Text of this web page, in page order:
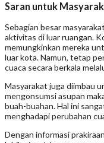
Saran untuk
Sebagian besar
aktivitas di luar ruangan.
memungkinkan mereka
luar kota. Namun, tetap
cuaca secara berkala
Masyarakat juga diimbau
mengonsumsi asupan
buah-buahan. Hal ini
menghadapi perubahan
Dengan informasi